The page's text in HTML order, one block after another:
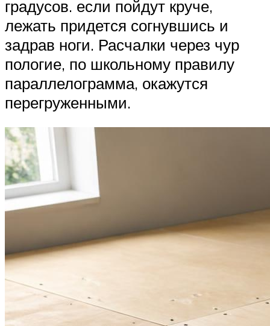
градусов. если пойдут круче,
лежать придется согнувшись и
задрав ноги. Расчалки через чур
пологие, по школьному правилу
параллелограмма, окажутся
перегруженными.